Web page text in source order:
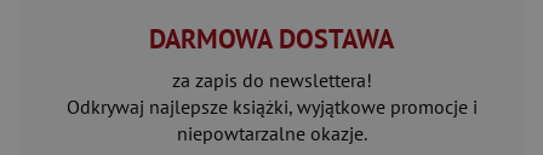
DARMOWA DOSTAWA
za zapis do newslettera!
Odkrywaj najlepsze książki, wyjątkowe promocje i
niepowtarzalne okazje.